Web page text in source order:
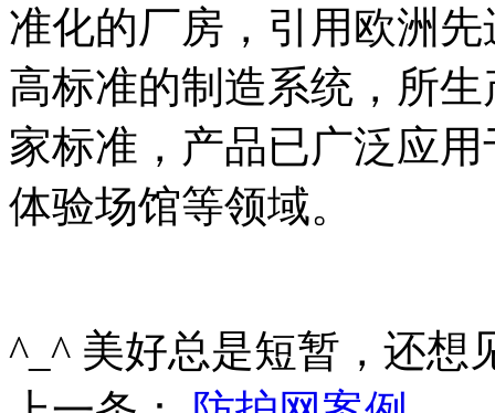
准化的厂房，引用欧洲
高标准的制造系统，所
家标准，产品已广泛应
体验场馆等领域。
^_^ 美好总是短暂，还想